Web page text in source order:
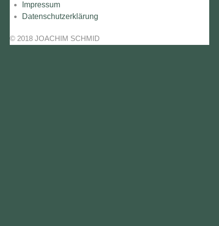
Impressum
Datenschutzerklärung
© 2018 JOACHIM SCHMID